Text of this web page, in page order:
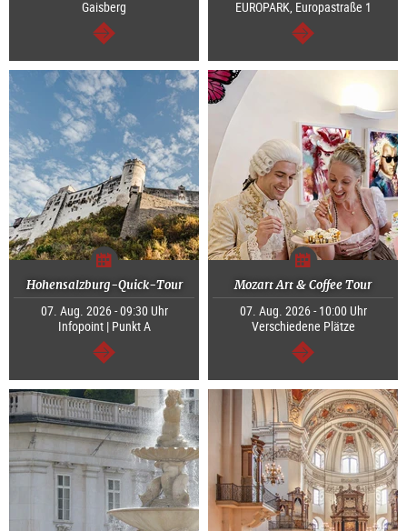
Gaisberg
weiter
EUROPARK, Europastraße 1
weiter
Hohensalzburg-Quick-Tour
07. Aug. 2026 - 09:30 Uhr
Infopoint | Punkt A
weiter
Mozart Art & Coffee Tour
07. Aug. 2026 - 10:00 Uhr
Verschiedene Plätze
weiter